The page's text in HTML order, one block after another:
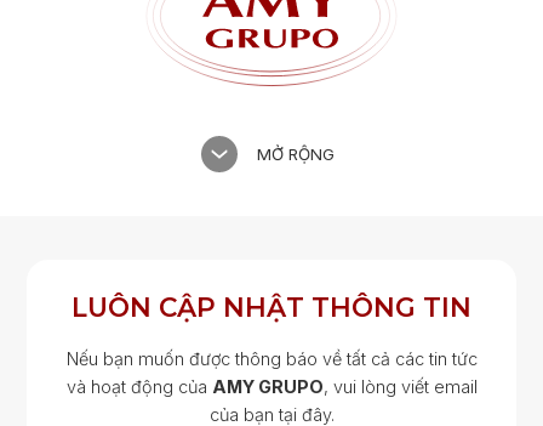
MỞ RỘNG
LUÔN CẬP NHẬT THÔNG TIN
Nếu bạn muốn được thông báo về tất cả các tin tức
và hoạt động của AMY GRUPO, vui lòng viết email
của bạn tại đây.